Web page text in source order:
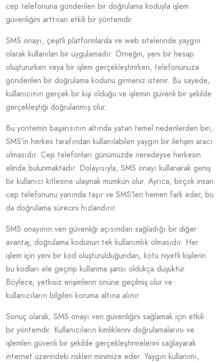
cep telefonuna gönderilen bir doğrulama koduyla işlem
güvenliğini arttıran etkili bir yöntemdir.
SMS onayı, çeşitli platformlarda ve web sitelerinde yaygın
olarak kullanılan bir uygulamadır. Örneğin, yeni bir hesap
oluştururken veya bir işlem gerçekleştirirken, telefonunuza
gönderilen bir doğrulama kodunu girmeniz istenir. Bu sayede,
kullanıcının gerçek bir kişi olduğu ve işlemin güvenli bir şekilde
gerçekleştiği doğrulanmış olur.
Bu yöntemin başarısının altında yatan temel nedenlerden biri,
SMS’in herkes tarafından kullanılabilen yaygın bir iletişim aracı
olmasıdır. Cep telefonları günümüzde neredeyse herkesin
elinde bulunmaktadır. Dolayısıyla, SMS onayı kullanarak geniş
bir kullanıcı kitlesine ulaşmak mümkün olur. Ayrıca, birçok insan
cep telefonunu yanında taşır ve SMS’leri hemen fark eder, bu
da doğrulama sürecini hızlandırır.
SMS onayının veri güvenliği açısından sağladığı bir diğer
avantaj, doğrulama kodunun tek kullanımlık olmasıdır. Her
işlem için yeni bir kod oluşturulduğundan, kötü niyetli kişilerin
bu kodları ele geçirip kullanma şansı oldukça düşüktür.
Böylece, yetkisiz erişimlerin önüne geçilmiş olur ve
kullanıcıların bilgileri koruma altına alınır.
Sonuç olarak, SMS onayı veri güvenliğini sağlamak için etkili
bir yöntemdir. Kullanıcıların kimliklerini doğrulamalarını ve
işlemleri güvenli bir şekilde gerçekleştirmelerini sağlayarak
internet üzerindeki riskleri minimize eder. Yaygın kullanımı,